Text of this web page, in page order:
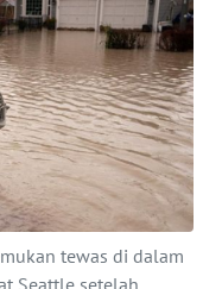
tewas di dalam
Seattle setelah